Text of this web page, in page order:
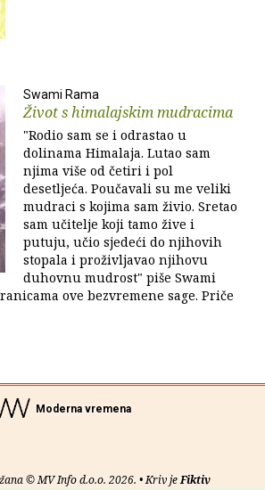
Swami Rama
Život s himalajskim mudracima
"Rodio sam se i odrastao u
dolinama Himalaja. Lutao sam
njima više od četiri i pol
desetljeća. Poučavali su me veliki
mudraci s kojima sam živio. Sretao
sam učitelje koji tamo žive i
putuju, učio sjedeći do njihovih
stopala i proživljavao njihovu
duhovnu mudrost" piše Swami
ove bezvremene sage. Priče
Moderna vremena
© MV Info d.o.o. 2026. • Kriv jeFiktiv